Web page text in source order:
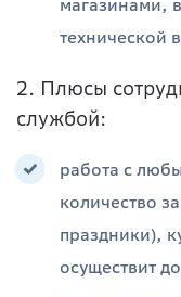
магазинами,
технической
2. Плюсы
службой:
работа с
количество
праздники),
осуществит